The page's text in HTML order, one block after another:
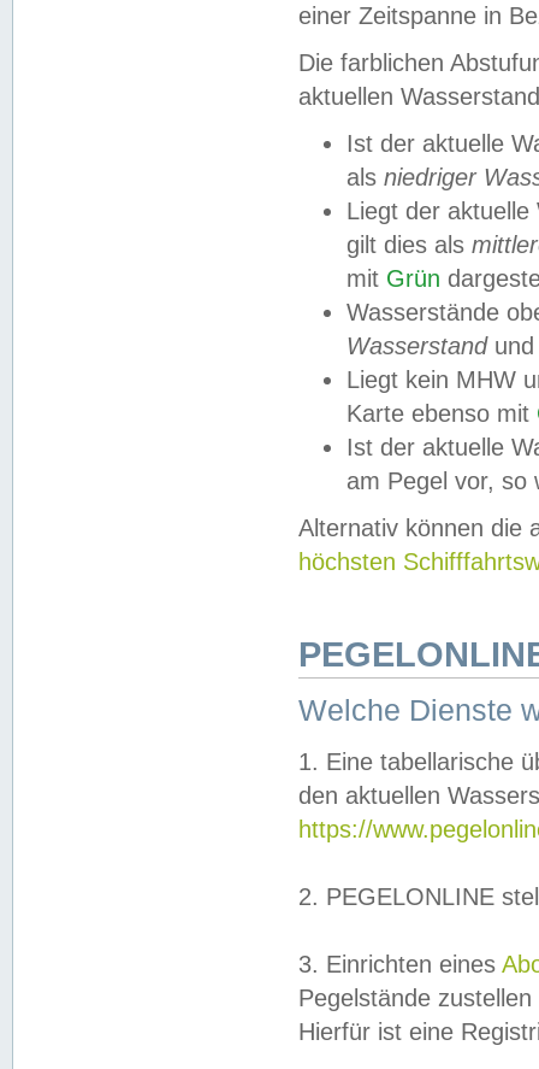
einer Zeitspanne in
Die farblichen
aktuellen
Ist der aktuelle
als niedriger
Liegt der
gilt dies als
mit Grün
Wasserstände
Wasserstandund
Liegt kein MHW
Karte ebenso mit
Ist der aktuelle
am Pegel vor,
Alternativ können die
höchsten
Welche Dienste
1. Eine tabellarische
den aktuellen
https://
2. PEGELONLINE
3. Einrichten eines
Pegelstände
Hierfür ist eine